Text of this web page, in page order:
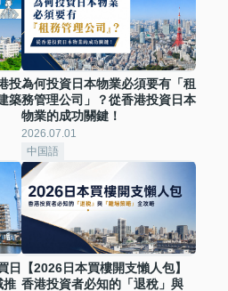
投
築
為何投資日本物業必須要有「租
務管理公司」？從香港投資日本
物業的成功關鍵！
2026.07.01
中国語
日
推
【2026日本買樓開支懶人包】
香港投資者必知的「退稅」與